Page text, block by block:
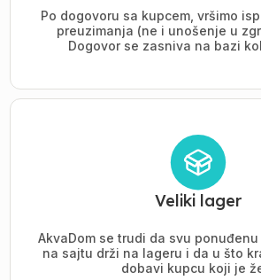
Po dogovoru sa kupcem, vršimo
preuzimanja (ne i unošenje u
Dogovor se zasniva na bazi
Veliki lager
AkvaDom se trudi da svu
na sajtu drži na lageru i da u što
dobavi kupcu koji je